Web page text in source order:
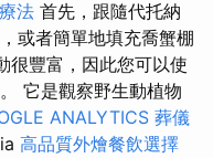
法 首先，跟隨代托納
或者簡單地填充喬蟹棚
很豐富，因此您可以使
它是觀察野生動植物
ANALYTICS 葬儀
高品質外燴餐飲選擇